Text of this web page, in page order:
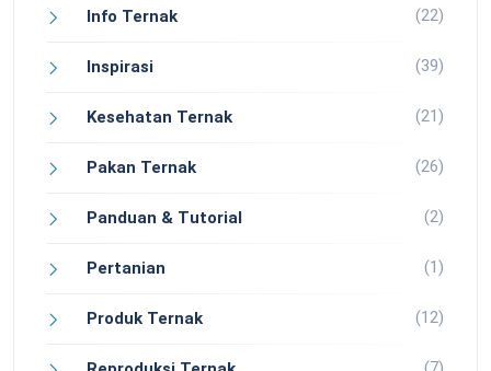
Info Ternak (22)
Inspirasi (39)
Kesehatan Ternak (21)
Pakan Ternak (26)
Panduan & Tutorial (2)
Pertanian (1)
Produk Ternak (12)